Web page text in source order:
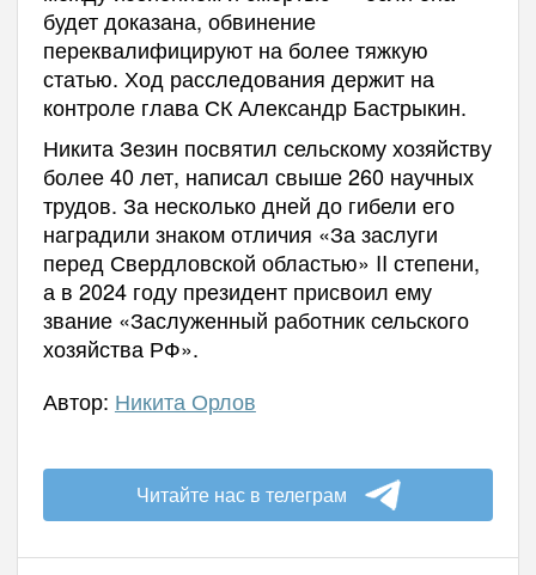
будет доказана, обвинение
переквалифицируют на более тяжкую
статью. Ход расследования держит на
контроле глава СК Александр Бастрыкин.
Никита Зезин посвятил сельскому хозяйству
более 40 лет, написал свыше 260 научных
трудов. За несколько дней до гибели его
наградили знаком отличия «За заслуги
перед Свердловской областью» II степени,
а в 2024 году президент присвоил ему
звание «Заслуженный работник сельского
хозяйства РФ».
Автор: Никита Орлов
Читайте нас в телеграм